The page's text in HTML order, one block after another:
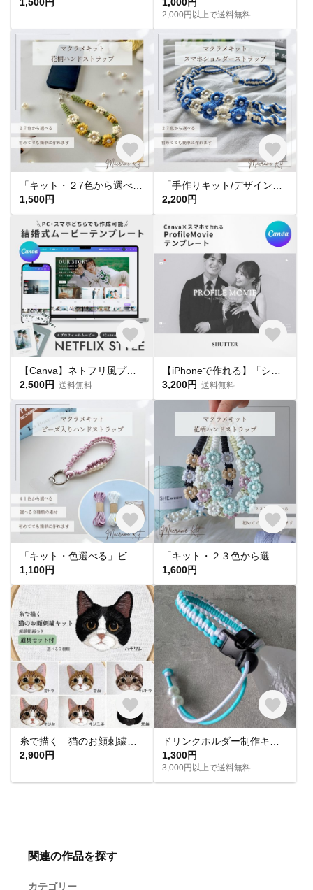
2,000円以上で送料無料
1,500円
2,200円
【Canva】ネトフリ風プロフィールムービー / NETFLIX STYLE / 結婚式ムービー / 自作 / テンプレート
2,500円 送料無料
3,200円 送料無料
1,100円
1,600円
2,900円
1,300円
3,000円以上で送料無料
関連の作品を探す
カテゴリー